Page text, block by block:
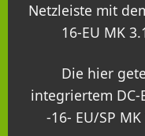
Netzleiste mit
16-EU MK
Die hier
integriertem DC-
-16- EU/SP